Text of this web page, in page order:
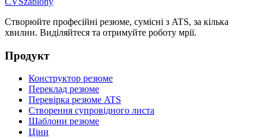
Створюйте професійні резюме, сумісні з ATS, за кілька
хвилин. Виділяйтеся та отримуйте роботу мрії.
Продукт
Конструктор резюме
Переклад резюме
Перевірка резюме ATS
Створення супровідного листа
Шаблони резюме
Ціни